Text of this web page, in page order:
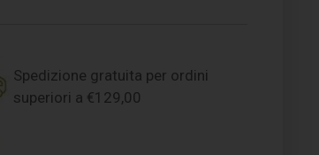
Spedizione gratuita per ordini
superiori a €129,00